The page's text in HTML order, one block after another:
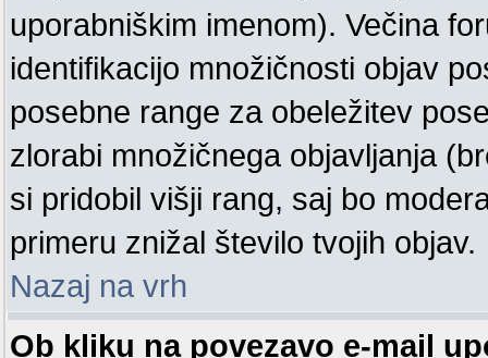
uporabniškim imenom). Večina
identifikacijo množičnosti objav
posebne range za obeležitev
zlorabi množičnega objavljanja
si pridobil višji rang, saj bo
primeru znižal število tvojih objav.
Nazaj na vrh
Ob kliku na povezavo e-mail